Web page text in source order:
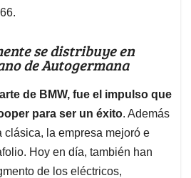
se distribuye en
de Autogermana
de BMW, fue el impulso que
para ser un éxito. Además
clásica, la empresa mejoró e
Hoy en día, también han
de los eléctricos,